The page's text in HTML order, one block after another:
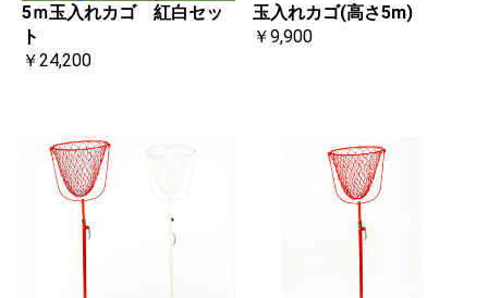
5ｍ玉入れカゴ 紅白セッ
ト
￥24,200
玉入れカゴ(高さ5m)
￥9,900